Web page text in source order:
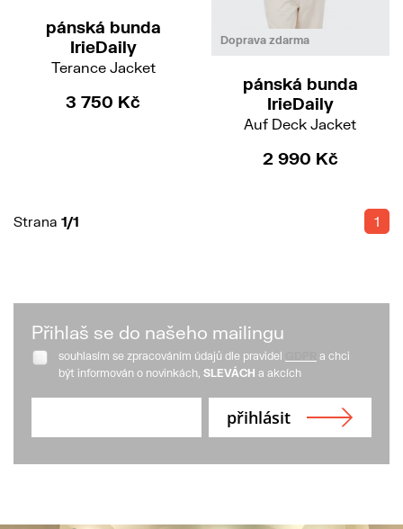
pánská bunda
IrieDaily
Terance Jacket
3 750 Kč
Doprava zdarma
SMXL
pánská bunda
IrieDaily
Auf Deck Jacket
2 990 Kč
Strana 1/1 1
Přihlaš se do našeho mailingu
souhlasím se zpracováním údajů dle pravidel
a chci
být informován o novinkách, SLEVÁCH a akcích